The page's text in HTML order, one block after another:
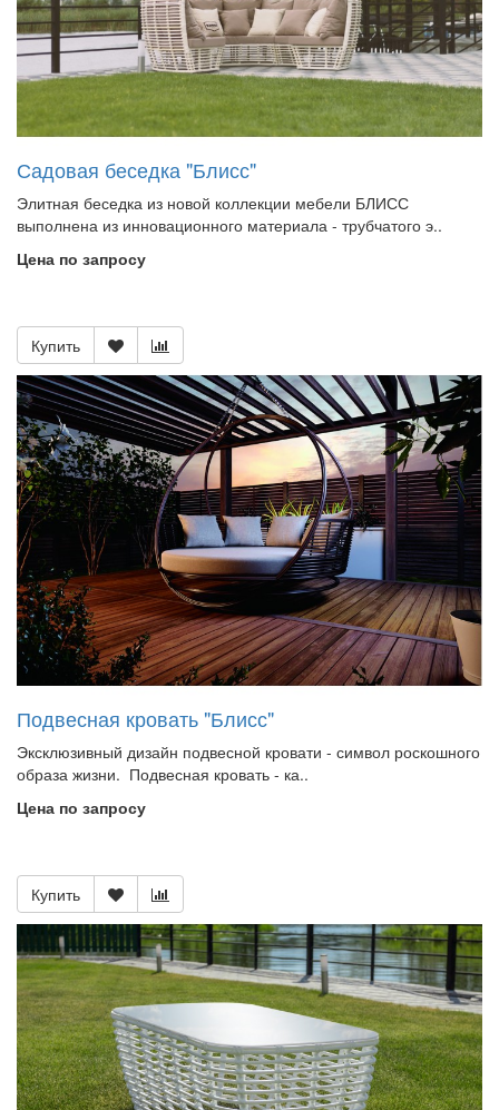
Садовая беседка "Блисс"
Элитная беседка из новой коллекции мебели БЛИСС
выполнена из инновационного материала - трубчатого э..
Цена по запросу
Купить
Подвесная кровать "Блисс"
Эксклюзивный дизайн подвесной кровати - символ роскошного
образа жизни. Подвесная кровать - ка..
Цена по запросу
Купить